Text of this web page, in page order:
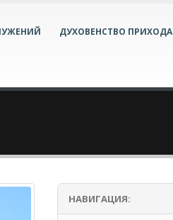
ДУХОВЕНСТВО ПРИХОДА
НАВИГАЦИЯ: